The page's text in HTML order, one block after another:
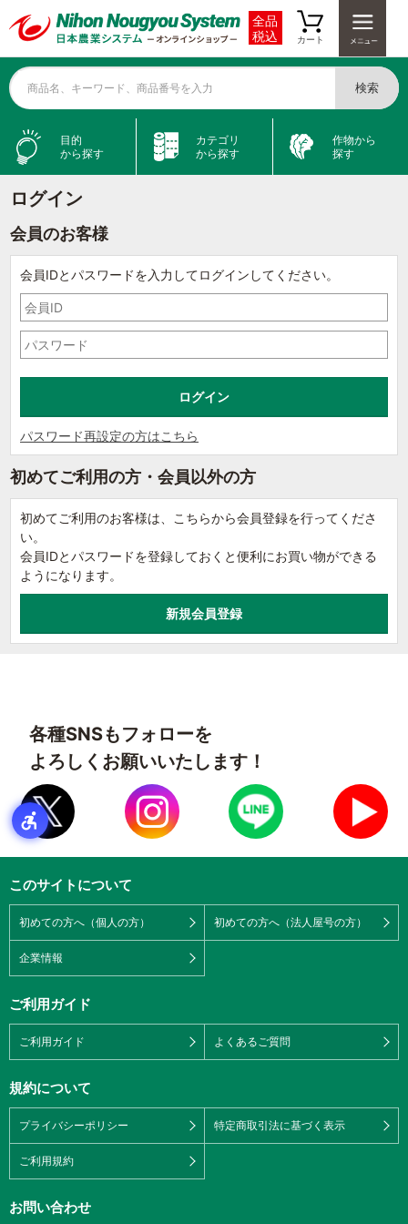
全品
税込
カート
商品名、キーワード、商品番号を入力 検索
目的
から探す
カテゴリ
から探す
作物から
探す
ログイン
会員のお客様
会員IDとパスワードを入力してログインしてください。
パスワード再設定の方はこちら
初めてご利用の方・会員以外の方
初めてご利用のお客様は、こちらから会員登録を行ってくださ
い。
会員IDとパスワードを登録しておくと便利にお買い物ができる
ようになります。
各種SNSもフォローを
よろしくお願いいたします！
このサイトについて
初めての方へ（個人の方） 初めての方へ（法人屋号の方）
企業情報
ご利用ガイド
ご利用ガイド よくあるご質問
規約について
プライバシーポリシー 特定商取引法に基づく表示
ご利用規約
お問い合わせ